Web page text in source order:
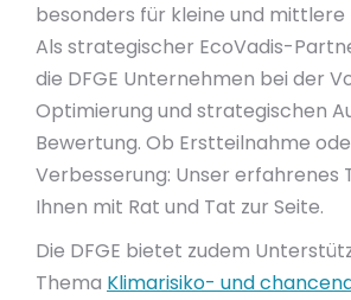
besonders für kleine und
Als strategischer EcoVadis-
die DFGE Unternehmen bei der
Optimierung und strategischen
Bewertung. Ob Erstteilnahme
Verbesserung: Unser erfahrenes
Ihnen mit Rat und Tat zur Seite.
Die DFGE bietet zudem
Thema Klimarisiko- und